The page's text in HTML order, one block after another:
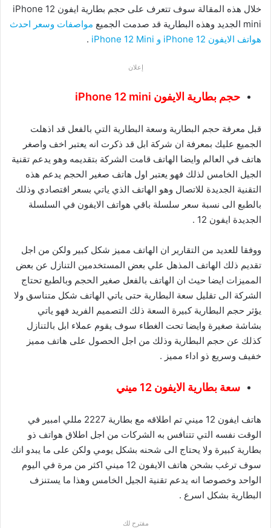
خلال هذه المقالة سوف تتعرف على حجم بطارية ايفون iPhone 12
mini الجديد وهذه البطارية قد صدمت الجميع
مواصفات وسعر احدث
هواتف الايفون iPhone 12 و iPhone 12 Mini
.
إعلان
حجم بطارية الايفون iPhone 12 mini
قبل معرفة حجم البطارية وسعة البطارية التي بالفعل قد اذهلت
الجميع عليك بمعرفة ان شركة ابل قد ذكرت انه يعتبر اخف واصغر
هاتف في العالم وايضا الهاتف قامت الشركة بتقديمه وهو يدعم تقنية
الجيل الخامس لذلك فهو يعتبر اول هاتف صغير الحجم يدعم هذه
التقنية الجديدة للاتصال وهو الهاتف الذي ياتي بسعر اقتصادي وذلك
بالطبع الى نسبة سعر سلسلة باقي هواتف الايفون في السلسلة
الجديدة ايفون 12 .
ووفقا للعديد من التقارير ان الهاتف مميز شكل كبير ولكن من اجل
تقديم ذلك الهاتف المذهل علي بعض المستخدمين التنازل عن بعض
المميزات ايضا حيث ان الهاتف بالفعل صغير الحجم وبالطبع تحتاج
الشركة الى تقليل سعة البطارية حتى ياتي الهاتف شكل متناسق ولا
يؤثر حجم البطارية كبيرة السعة ذلك التصميم الفريد فهو ياتي
بشاشة صغيرة وايضا تحت الغطاء سوف يقوم عملاء ابل بالتنازل
كذلك عن حجم البطارية وذلك من اجل الحصول على هاتف مميز
خفيف وسريع ذو اداء مميز .
سعة بطارية الايفون 12 ميني
هاتف ايفون 12 ميني تم اطلاقه مع بطارية 2227 مللي امبير في
الوقت نفسه التي تتنافس به الشركات من اجل اطلاق هواتف ذو
بطارية كبيرة ولا يحتاج الى شحنه بشكل يومي ولكن على ما يبدو انك
سوف ترغب بشحن هاتف الايفون 12 ميني اكثر من مرة في اليوم
الواحد وخصوصا انه يدعم تقنية الجيل الخامس وهذا ما يستنزف
البطارية بشكل اسرع .
مقترح لك